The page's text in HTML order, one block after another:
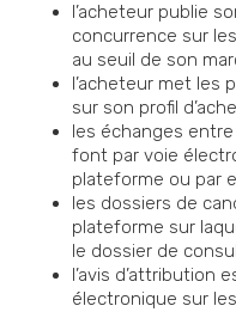
l’acheteur publie
concurrence sur
au seuil de son
l’acheteur met les
sur son profil
les échanges
font par voie
plateforme ou par
les dossiers de
plateforme sur
le dossier de
l’avis d’attribution
électronique sur